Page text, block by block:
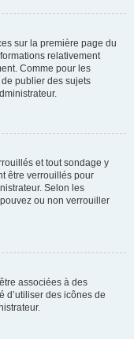
sur la première page du
relativement
Comme pour les
publier des sujets
et tout sondage y
être verrouillés pour
Selon les
ou non verrouiller
associées à des
d’utiliser des icônes de